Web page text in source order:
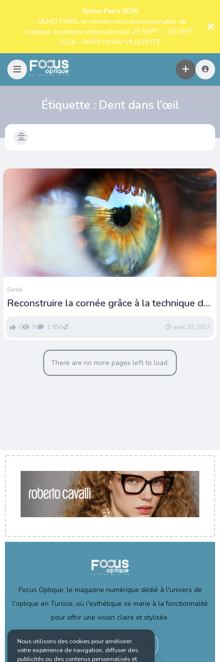
Silmo Paris 2026
: SILMO PARIS, le rendez-vous incontournable de
l’optique-lunetterie internationale 25 SEPT. > 28 SEPT.
2026 - PARIS NORD VILLEPINTE
Étiquette : Dent dans l’œil
Santé
Reconstruire la cornée grâce à la technique de
0 7k 1 956 avril 20, 2017
There are no more pages left to load.
Focus Optique, le magazine numérique dédié à l'univers de
l'optique en Tunisie, où l'esthétique se marie à la fonctionnalité
pour offrir une vision claire et stylisée.
Nous utilisons des cookies pour améliorer
votre expérience de navigation, diffuser des
publicités ou des contenus personnalisés et